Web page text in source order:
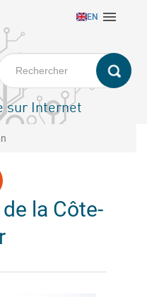
EN 
sur Internet
la Côte-